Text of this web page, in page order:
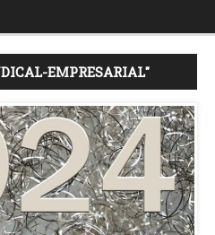
EMPRESARIAL"